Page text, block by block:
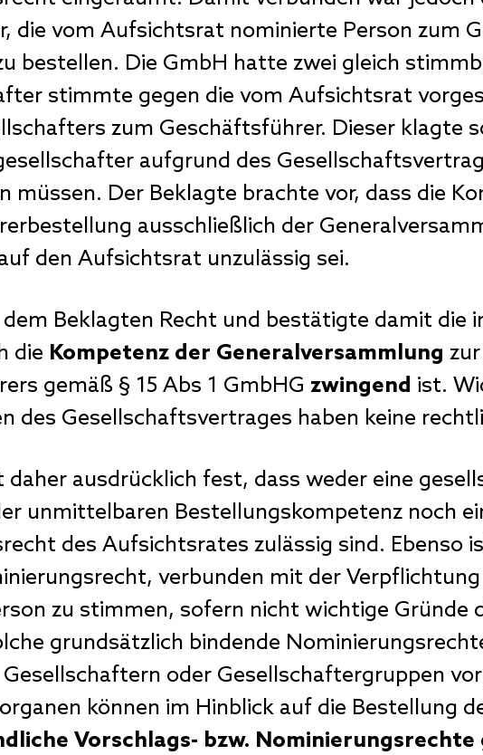
die vom Aufsichtsrat nominierte Person zum
bestellen. Die GmbH hatte zwei gleich
stimmte gegen die vom Aufsichtsrat
zum Geschäftsführer. Dieser klagte
aufgrund des
müssen. Der Beklagte brachte vor, dass die
ausschließlich der
den Aufsichtsrat unzulässig sei.
dem Beklagten Recht und bestätigte damit die
die Kompetenz der Generalversammlung
gemäß § 15 Abs 1 GmbHG zwingend ist.
des Gesellschaftsvertrages haben keine
daher ausdrücklich fest, dass weder eine
unmittelbaren Bestellungskompetenz noch
des Aufsichtsrates zulässig sind. Ebenso
verbunden mit der
zu stimmen, sofern nicht wichtige Gründe
grundsätzlich bindende
oder Gesellschaftergruppen
können im Hinblick auf die Bestellung
Vorschlags- bzw. Nominierungsrechte